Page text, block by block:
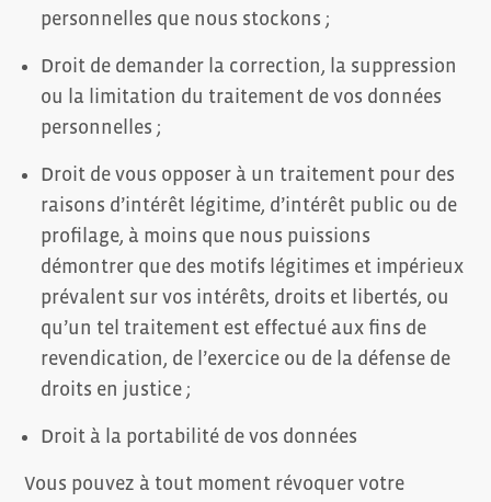
personnelles que nous stockons ;
Droit de demander la correction, la suppression
ou la limitation du traitement de vos données
personnelles ;
Droit de vous opposer à un traitement pour des
raisons d’intérêt légitime, d’intérêt public ou de
profilage, à moins que nous puissions
démontrer que des motifs légitimes et impérieux
prévalent sur vos intérêts, droits et libertés, ou
qu’un tel traitement est effectué aux fins de
revendication, de l’exercice ou de la défense de
droits en justice ;
Droit à la portabilité de vos données
Vous pouvez à tout moment révoquer votre